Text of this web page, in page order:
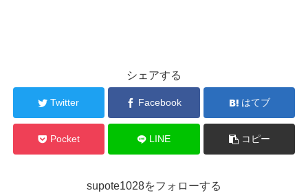
シェアする
Twitter Facebook はてブ
Pocket LINE コピー
supote1028をフォローする